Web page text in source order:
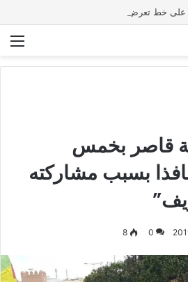
قاصر بخمس
بسبب مشاركته
0
8